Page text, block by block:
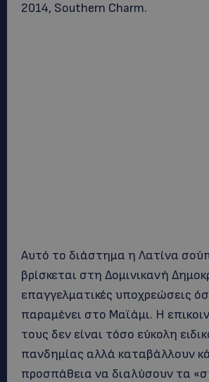
2014, Southern Charm.
Αυτό το διάστημα η Λατίνα
βρίσκεται στη Δομινικανή
επαγγελματικές υποχρεώσεις
παραμένει στο Μαϊάμι. Η
τους δεν είναι τόσο εύκολη
πανδημίας αλλά καταβάλλουν
προσπάθεια να διαλύσουν τα